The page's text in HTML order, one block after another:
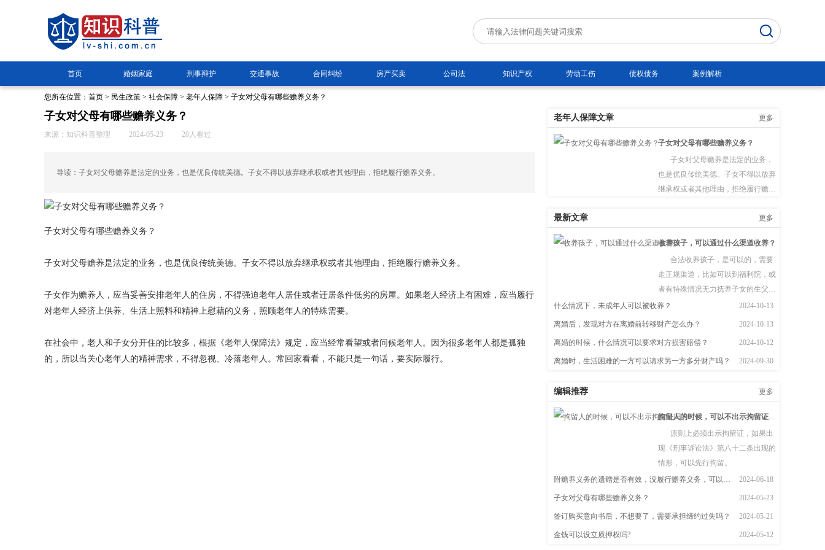
首页 婚姻家庭 刑事辩护 交通事故 合同纠纷 房产买卖 公司法 知识产权 劳动工伤 债权债务 案例解析
您所在位置： 首页 > 民生政策 > 社会保障 > 老年人保障 > 子女对父母有哪些赡养义务？
子女对父母有哪些赡养义务？
来源：知识科普整理 2024-05-23 28人看过
导读：子女对父母赡养是法定的业务，也是优良传统美德。子女不得以放弃继承权或者其他理由，拒绝履行赡养义务。
子女对父母有哪些赡养义务？
子女对父母赡养是法定的业务，也是优良传统美德。子女不得以放弃继承权或者其他理由，拒绝履行赡养义务。
子女作为赡养人，应当妥善安排老年人的住房，不得强迫老年人居住或者迁居条件低劣的房屋。如果老人经济上有困难，应当履行
对老年人经济上供养、生活上照料和精神上慰藉的义务，照顾老年人的特殊需要。
在社会中，老人和子女分开住的比较多，根据《老年人保障法》规定，应当经常看望或者问候老年人。因为很多老年人都是孤独
的，所以当关心老年人的精神需求，不得忽视、冷落老年人。常回家看看，不能只是一句话，要实际履行。
老年人保障文章 更多
子女对父母有哪些赡养义务？
子女对父母赡养是法定的业务，
也是优良传统美德。子女不得以放弃
继承权或者其他理由，拒绝履行赡养
最新文章 更多
收养孩子，可以通过什么渠道收养？
合法收养孩子，是可以的，需要
走正规渠道，比如可以到福利院，或
者有特殊情况无力抚养子女的生父
母。  根据《民法典》第一千零九十四
条　下列个人、组织可以作送养人：
利机构；（三）有特殊困难无力抚养
子女的生父母。
什么情况下，未成年人可以被收养？ 2024-10-13
离婚后，发现对方在离婚前转移财产怎么办？ 2024-10-13
离婚的时候，什么情况可以要求对方损害赔偿？ 2024-10-12
离婚时，生活困难的一方可以请求另一方多分财产吗？ 2024-09-30
编辑推荐 更多
拘留人的时候，可以不出示拘留证吗？
原则上必须出示拘留证，如果出
现《刑事诉讼法》第八十二条出现的
情形，可以先行拘留。
附赡养义务的遗赠是否有效，没履行赡养义务，可以继承吗？
2024-06-18
子女对父母有哪些赡养义务？ 2024-05-23
签订购买意向书后，不想要了，需要承担缔约过失吗？ 2024-05-21
金钱可以设立质押权吗? 2024-05-12